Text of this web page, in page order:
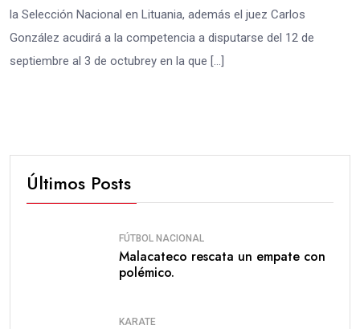
la Selección Nacional en Lituania, además el juez Carlos
González acudirá a la competencia a disputarse del 12 de
septiembre al 3 de octubrey en la que […]
Últimos Posts
FÚTBOL NACIONAL
Malacateco rescata un empate con
polémico.
KARATE